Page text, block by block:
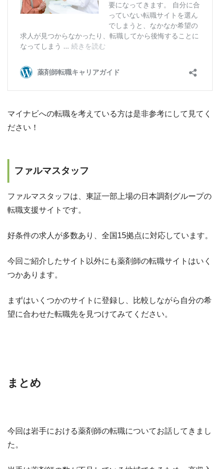
マイナビへの転職を考えている方は是非参考にして見てく
ださい！
ファルマスタッフ
ファルマスタッフは、東証一部上場の日本調剤グループの
転職支援サイトです。
好条件の求人が多数あり、全国15拠点に対応しています。
今回ご紹介したサイト以外にも薬剤師の転職サイトはいく
つかあります。
まずはいくつかのサイトに登録し、比較しながら自分の希
望に合わせた転職先を見つけてみてください。
まとめ
今回は岩手における薬剤師の転職についてお話してきまし
た。